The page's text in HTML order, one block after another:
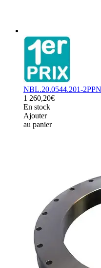
NBL.20.0544.201-2PPN
1 260,20€
En stock
Ajouter
au panier